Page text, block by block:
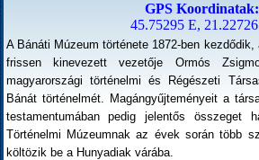
GPS Koordinatak:
45.75295 E,
A Bánáti Múzeum története 1872-ben
frissen kinevezett vezetője Ormós
magyarországi történelmi és Régészeti
Bánát történelmét. Magángyűjteményeit a
testamentumában pedig jelentős összeget
Történelmi Múzeumnak az évek során több
költözik be a Hunyadiak várába.